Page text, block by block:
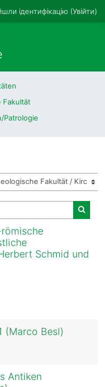
ідентифікацію (Увійти)
Fakultät
Patrologie
Пошук
Schmid und
(Marco Besl)
Antiken